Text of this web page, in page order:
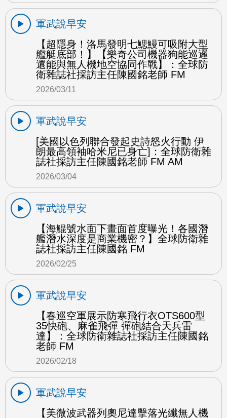
軍武說早安
【超隱身！洛馬發明七鰓鰻可吸附大型
艦艇底部！】【樂奇公司機器狗能巡邏
還能與無人機地空協同作戰】：全球防
衛雜誌社採訪主任陳國銘老師 FM
2026/03/11
軍武說早安
[美國以色列聯合發起史詩怒火行動 伊
朗最高領袖哈米尼已身亡]：全球防衛雜
誌社採訪主任陳國銘老師 FM AM
2026/03/04
軍武說早安
【海鯤號水面下畫面首度曝光！各國潛
艦潛水深度是商業機密？】全球防衛雜
誌社採訪主任陳國銘 FM
2026/02/25
軍武說早安
【春巡空軍展示防寒飛行衣OTS600型
35快砲、麻雀飛彈 彈砲結合天兵雷
達】：全球防衛雜誌社採訪主任陳國銘
老師 FM
2026/02/18
軍武說早安
【美微波武器列奧尼達擊落光纖無人機